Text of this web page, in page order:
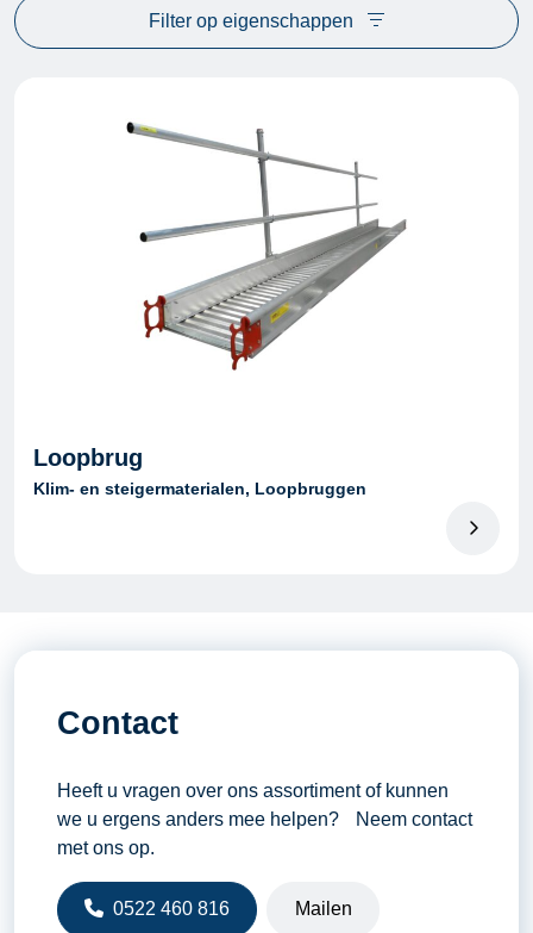
Filter op eigenschappen
Loopbrug
Klim- en steigermaterialen, Loopbruggen
Contact
Heeft u vragen over ons assortiment of kunnen
we u ergens anders mee helpen? Neem contact
met ons op.
0522 460 816 Mailen